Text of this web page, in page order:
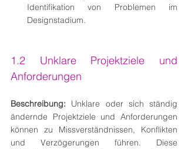
Identifikation von Problemen im
Designstadium.
1.2 Unklare Projektziele und
Anforderungen
Beschreibung: Unklare oder sich ständig
ändernde Projektziele und Anforderungen
können zu Missverständnissen, Konflikten
und Verzögerungen führen. Diese